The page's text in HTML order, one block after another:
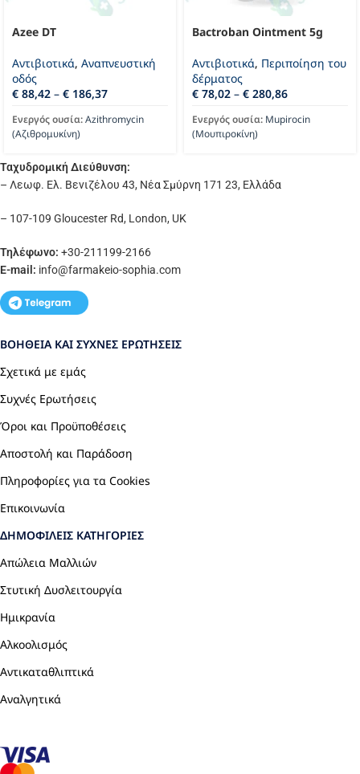
Azee DT
Αντιβιοτικά, Αναπνευστική
οδός
€ 88,42 – € 186,37
Ενεργός ουσία:Azithromycin
(Αζιθρομυκίνη)
Bactroban Ointment 5g
Αντιβιοτικά, Περιποίηση του
δέρματος
€ 78,02 – € 280,86
Ενεργός ουσία: Mupirocin
(Μουπιροκίνη)
Ταχυδρομική Διεύθυνση:
– Λεωφ. Ελ. Βενιζέλου 43, Νέα Σμύρνη 171 23, Ελλάδα
– 107-109 Gloucester Rd, London, UK
Τηλέφωνο: +30-211199-2166
E-mail: info@farmakeio-sophia.com
ΒΟΉΘΕΙΑ ΚΑΙ ΣΥΧΝΈΣ ΕΡΩΤΉΣΕΙΣ
Σχετικά με εμάς
Συχνές Ερωτήσεις
Όροι και Προϋποθέσεις
Αποστολή και Παράδοση
Πληροφορίες για τα Cookies
Επικοινωνία
ΔΗΜΟΦΙΛΕΊΣ ΚΑΤΗΓΟΡΊΕΣ
Απώλεια Μαλλιών
Στυτική Δυσλειτουργία
Ημικρανία
Αλκοολισμός
Αντικαταθλιπτικά
Αναλγητικά